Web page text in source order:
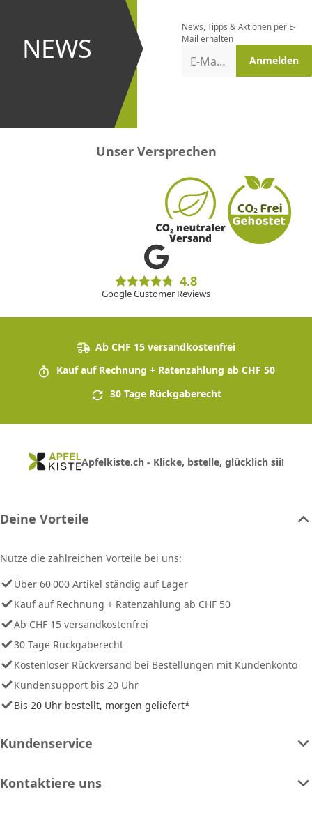
NEWS
und bei
Aktionen
News, Tipps & Aktionen per E-
Mail erhalten
E-Mail-Adresse Anmelden
Unser Versprechen
4.8
Google Customer Reviews
Ab CHF 15 versandkostenfrei
Kauf auf Rechnung + Ratenzahlung ab CHF 50
30 Tage Rückgaberecht
Apfelkiste.ch - Klicke, bstelle, glücklich sii!
Deine Vorteile
Nutze die zahlreichen Vorteile bei uns:
Über 60'000 Artikel ständig auf Lager
Kauf auf Rechnung + Ratenzahlung ab CHF 50
Ab CHF 15 versandkostenfrei
30 Tage Rückgaberecht
Kostenloser Rückversand bei Bestellungen mit Kundenkonto
Kundensupport bis 20 Uhr
Bis 20 Uhr bestellt, morgen geliefert*
Kundenservice
Kontaktiere uns